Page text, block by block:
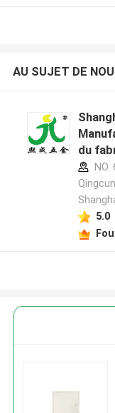
AU SUJET DE
du
5.0